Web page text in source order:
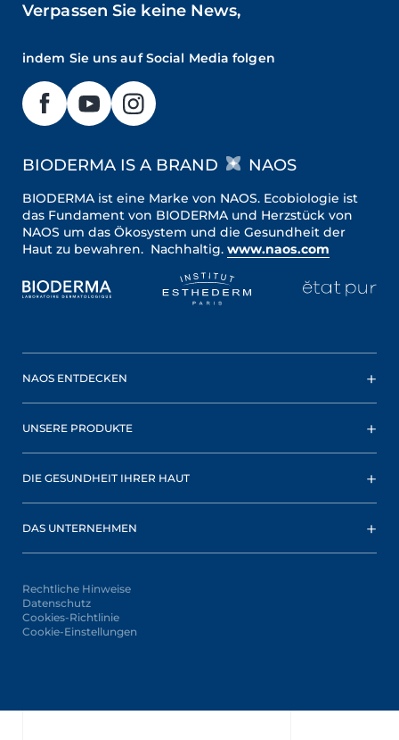
Verpassen Sie keine News,
indem Sie uns auf Social Media folgen
BIODERMA IS A BRAND NAOS
BIODERMA ist eine Marke von NAOS. Ecobiologie ist
das Fundament von BIODERMA und Herzstück von
NAOS um das Ökosystem und die Gesundheit der
Haut zu bewahren. Nachhaltig. www.naos.com
NAOS ENTDECKEN
UNSERE PRODUKTE
DIE GESUNDHEIT IHRER HAUT
DAS UNTERNEHMEN
Rechtliche Hinweise
Datenschutz
Cookies-Richtlinie
Cookie-Einstellungen